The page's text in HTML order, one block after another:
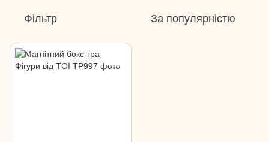
Фільтр За популярністю